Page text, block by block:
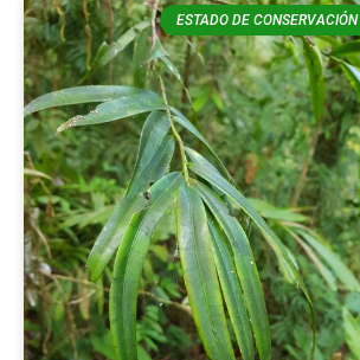
ESTADO DE CONSERVACIÓN